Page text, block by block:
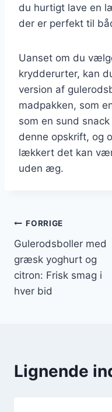
du hurtigt lave en
der er perfekt til
Uanset om du
krydderurter, kan
version af
madpakken, som
som en sund
denne opskrift, og
lækkert det kan
uden æg.
FORRIGE
Gulerodsboller med
græsk yoghurt og
citron: Frisk smag i
hver bid
Lignende